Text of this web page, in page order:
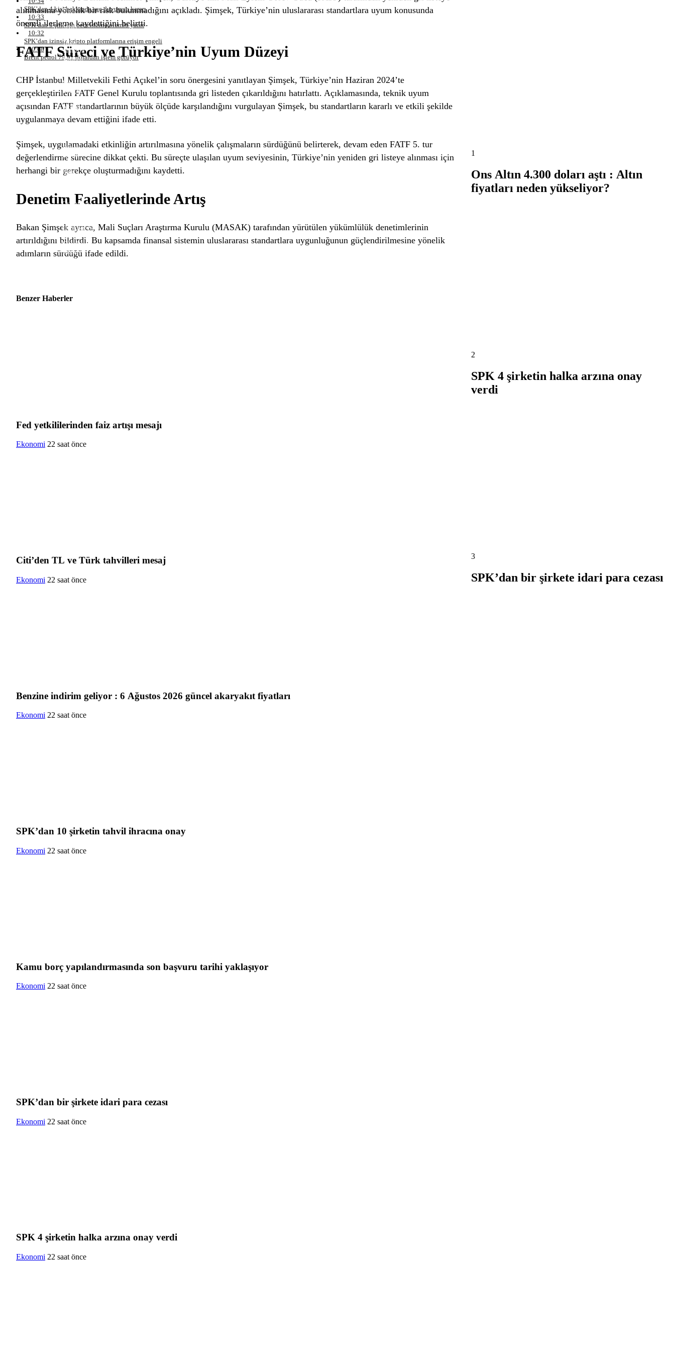
Samsun
Siirt
Sinop
Sivas
Tokat
Trabzon
Tunceli
Van
Yozgat
Aksaray
Bayburt
Karaman
Şırnak
Bartın
Iğdır
Kilis
Osmaniye
Gazimağusa
Girne
Güzelyurt
İskele
Pristina
SPK’dan 4 kişi hakkında suç duyurusu kararı
10:33
SPK’dan 3 şirketin bedelsizine olumlu yanıt
10:32
SPK’dan izinsiz kripto platformlarına erişim engeli
10:08
Brent petrol 79,91 dolardan işlem görüyor
alınmasına yönelik bir risk bulunmadığınıaçıkladı. Şimşek, Türkiye’nin uluslararası standartlara uyum konusunda
önemli ilerleme kaydettiğinibelirtti.
FATF Süreci ve Türkiye’nin Uyum Düzeyi
CHP İstanbul Milletvekili Fethi Açıkel’in soru önergesini yanıtlayan Şimşek, Türkiye’nin Haziran 2024’te
gerçekleştirilen FATF Genel Kurulu toplantısında gri listeden çıkarıldığını hatırlattı. Açıklamasında, teknik uyum
açısından FATF standartlarının büyük ölçüde karşılandığını vurgulayan Şimşek, bu standartların kararlı ve etkili şekilde
uygulanmaya devam ettiğiniifade etti.
Şimşek, uygulamadaki etkinliğin artırılmasına yönelik çalışmaların sürdüğünü belirterek, devam eden FATF 5. tur
değerlendirme sürecine dikkat çekti. Bu süreçte ulaşılan uyum seviyesinin, Türkiye’nin yeniden gri listeye alınması için
herhangi bir gerekçe oluşturmadığını kaydetti.
Denetim Faaliyetlerinde Artış
Bakan Şimşek ayrıca, Mali Suçları Araştırma Kurulu (MASAK) tarafından yürütülen yükümlülük denetimlerinin
artırıldığını bildirdi. Bu kapsamda finansal sistemin uluslararası standartlara uygunluğunun güçlendirilmesine yönelik
adımların sürdüğü ifade edildi.
Benzer Haberler
Fed yetkililerinden faiz artışı mesajı
Ekonomi 22 saat önce
Citi’den TL ve Türk tahvilleri mesaj
Ekonomi 22 saat önce
Benzine indirim geliyor : 6 Ağustos 2026 güncel akaryakıt fiyatları
Ekonomi 22 saat önce
SPK’dan 10 şirketin tahvil ihracına onay
Ekonomi 22 saat önce
Kamu borç yapılandırmasında son başvuru tarihi yaklaşıyor
Ekonomi 22 saat önce
SPK’dan bir şirkete idari para cezası
Ekonomi 22 saat önce
SPK 4 şirketin halka arzına onay verdi
Ekonomi 22 saat önce
1
Ons Altın 4.300 doları aştı : Altın
fiyatları neden yükseliyor?
2
SPK 4 şirketin halka arzına onay
verdi
3
SPK’dan bir şirkete idari para cezası